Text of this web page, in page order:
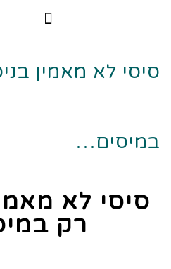
סיסי לא מאמין
במיסים…
סיסי לא
רק